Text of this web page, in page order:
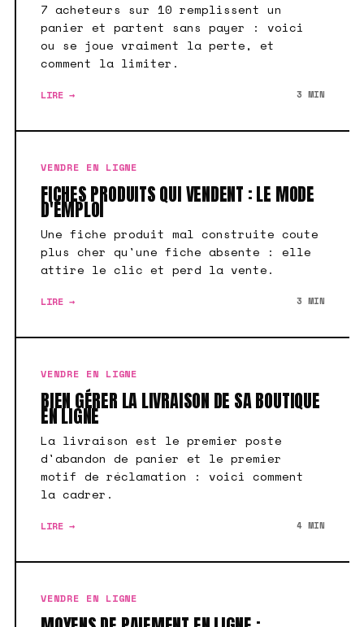
7 acheteurs sur 10 remplissent un
panier et partent sans payer : voici
ou se joue vraiment la perte, et
comment la limiter.
LIRE → 3 MIN
VENDRE EN LIGNE
FICHES PRODUITS QUI VENDENT : LE MODE
D'EMPLOI
Une fiche produit mal construite coute
plus cher qu'une fiche absente : elle
attire le clic et perd la vente.
LIRE → 3 MIN
VENDRE EN LIGNE
BIEN GÉRER LA LIVRAISON DE SA BOUTIQUE
EN LIGNE
La livraison est le premier poste
d'abandon de panier et le premier
motif de réclamation : voici comment
la cadrer.
LIRE → 4 MIN
VENDRE EN LIGNE